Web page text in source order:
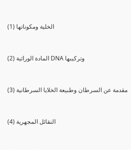
(1) الخلية ومكوناتها
(2) المادة الوراثية DNA وتركيبها
(3) مقدمة عن السرطان وطبيعة الخلايا السرطانية
(4) النقائل المجهرية